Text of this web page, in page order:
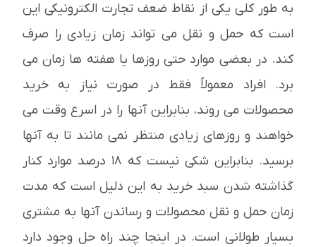
به طور کلی یکی از نقاط ضعف تجارت الکترونیکی این
است که حمل و نقل می تواند زمان زیادی را صرف
کند. در بعضی موارد حتی روزها یا هفته ها زمان می
برد. افراد معمولاً فقط در صورت نیاز به خرید
محصولات می روند، بنابراین آنها را در اسرع وقت می
خواهند و روزهای زیادی منتظر نمی مانند تا به آنها
برسید. بنابراین شکی نیست که 18 درصد موارد کنار
گذاشته شدن سبد خرید به این دلیل است که مدت
زمان حمل و نقل محصولات و رساندن آنها به مشتری
بسیار طولانی است. در اینجا چند راه حل وجود دارد